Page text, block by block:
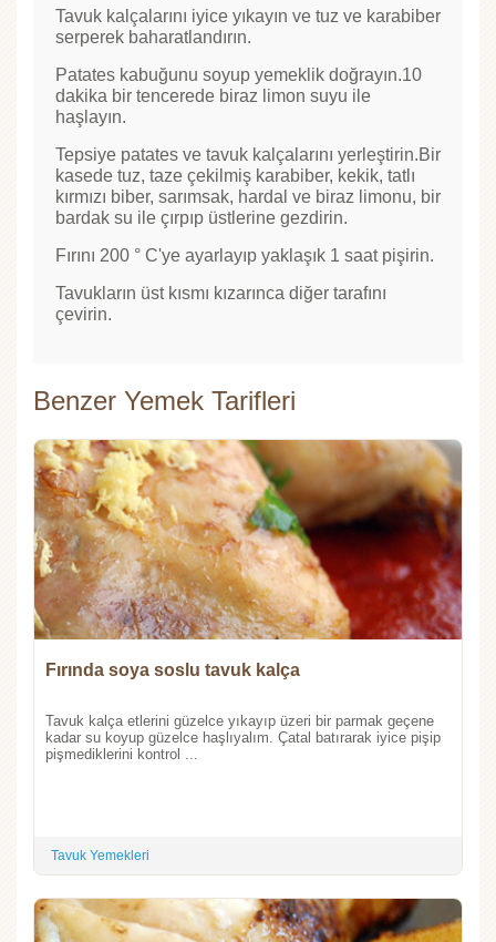
Tavuk kalçalarını iyice yıkayın ve tuz ve karabiber
serperek baharatlandırın.
Patates kabuğunu soyup yemeklik doğrayın.10
dakika bir tencerede biraz limon suyu ile
haşlayın.
Tepsiye patates ve tavuk kalçalarını yerleştirin.Bir
kasede tuz, taze çekilmiş karabiber, kekik, tatlı
kırmızı biber, sarımsak, hardal ve biraz limonu, bir
bardak su ile çırpıp üstlerine gezdirin.
Fırını 200 ° C'ye ayarlayıp yaklaşık 1 saat pişirin.
Tavukların üst kısmı kızarınca diğer tarafını
çevirin.
Benzer Yemek Tarifleri
Fırında soya soslu tavuk kalça
Tavuk kalça etlerini güzelce yıkayıp üzeri bir parmak geçene
kadar su koyup güzelce haşlıyalım. Çatal batırarak iyice pişip
pişmediklerini kontrol ...
Tavuk Yemekleri